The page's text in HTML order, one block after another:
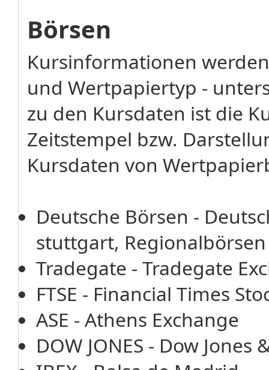
Börsen
Kursinformationen
und Wertpapiertyp -
zu den Kursdaten ist die
Zeitstempel bzw.
Kursdaten von
Deutsche Börsen -
stuttgart, Regionalbörsen
Tradegate - Tradegate
FTSE - Financial Times
ASE - Athens Exchange
DOW JONES - Dow Jones